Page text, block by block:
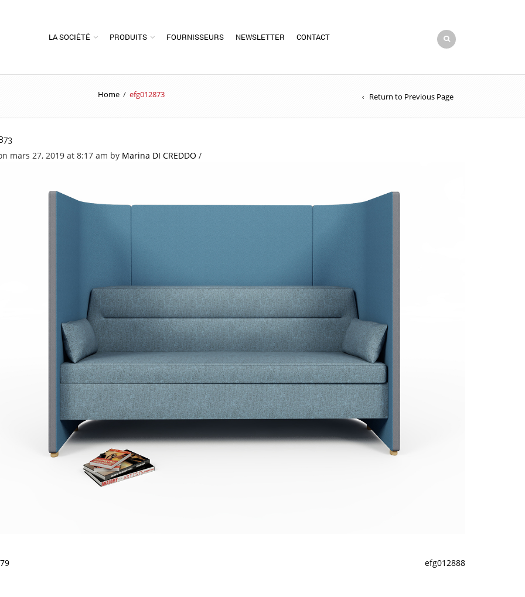
LA SOCIÉTÉ PRODUITS FOURNISSEURS NEWSLETTER CONTACT
Home / efg012873 Return to Previous Page
mars 27, 2019 at 8:17 am by Marina DI CREDDO /
efg012888